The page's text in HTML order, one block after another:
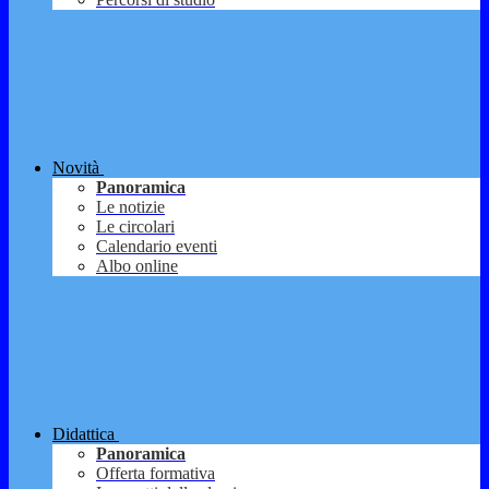
Novità
Panoramica
Le notizie
Le circolari
Calendario eventi
Albo online
Didattica
Panoramica
Offerta formativa